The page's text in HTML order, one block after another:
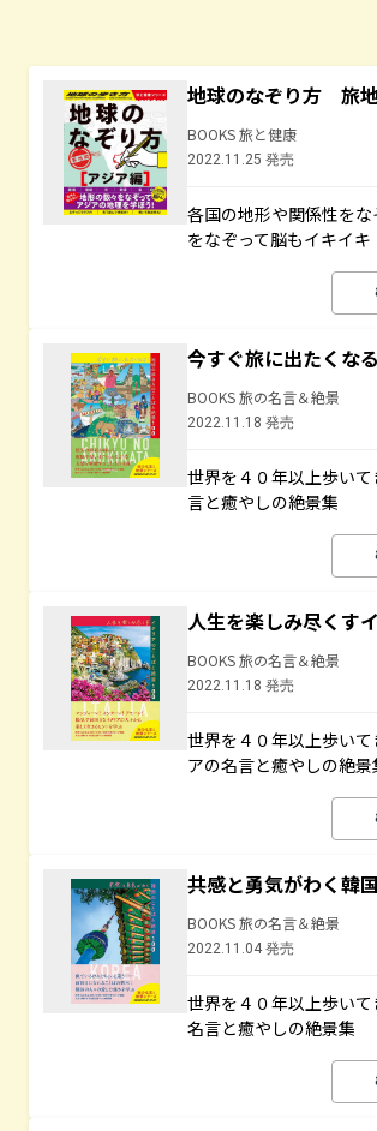
地球のなぞり方 旅
BOOKS 旅と健康
2022.11.25 発売
各国の地形や関係性を
をなぞって脳もイキイキ
今すぐ旅に出たくな
BOOKS 旅の名言＆絶景
2022.11.18 発売
世界を４０年以上歩い
言と癒やしの絶景集
人生を楽しみ尽くす
BOOKS 旅の名言＆絶景
2022.11.18 発売
世界を４０年以上歩い
アの名言と癒やしの絶景
共感と勇気がわく韓
BOOKS 旅の名言＆絶景
2022.11.04 発売
世界を４０年以上歩い
名言と癒やしの絶景集